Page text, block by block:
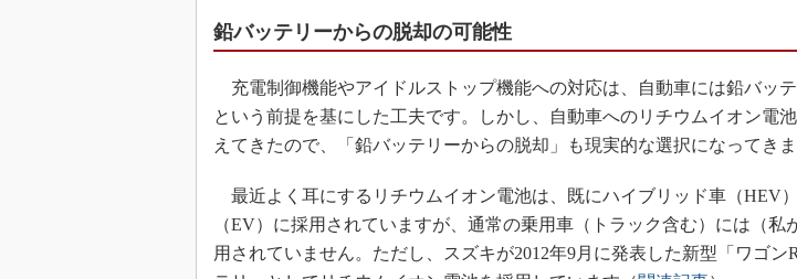
産業オープンネット展
3Dプリンタ
デジタルツインとCAE
S＆OP
イノベーション
製造業ビッグデータ
鉛バッテリーからの脱却の可能性
充電制御機能やアイドルストップ機能への対応は、自動車には鉛バッ
という前提を基にした工夫です。しかし、自動車へのリチウムイオン電
えてきたので、「鉛バッテリーからの脱却」も現実的な選択になってきま
最近よく耳にするリチウムイオン電池は、既にハイブリッド車（HEV
（EV）に採用されていますが、通常の乗用車（トラック含む）には（私
用されていません。ただし、スズキが2012年9月に発表した新型「ワゴン